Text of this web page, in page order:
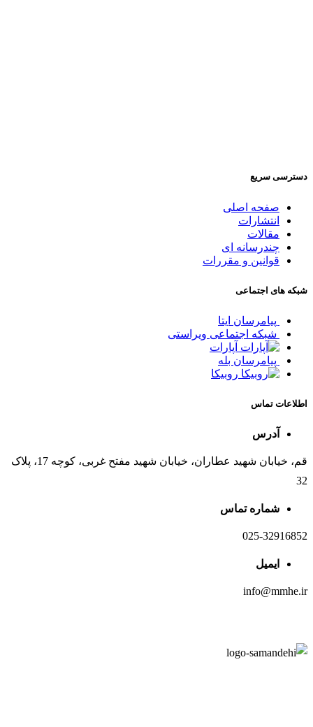
دسترسی سریع
صفحه اصلی
انتشارات
مقالات
چندرسانه ای
قوانین و مقررات
شبکه های اجتماعی
پیامرسان ایتا
شبکه اجتماعی ویراستی
آپارات
پیامرسان بله
روبیکا
اطلاعات تماس
آدرس
قم، خیابان شهید عطاران، خیابان شهید مفتح غربی، کوچه 17، پلاک
32
شماره تماس
025-32916852
ایمیل
info@mmhe.ir